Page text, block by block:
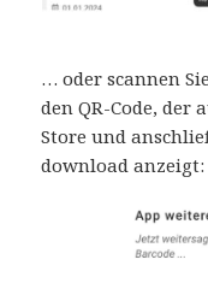
… oder scannen
den QR-Code, der
Store und
download anzeigt: